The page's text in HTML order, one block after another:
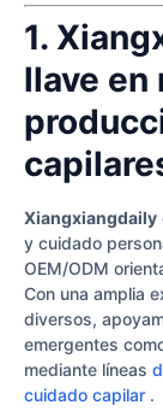
1.
llave en
Xiangxiangdaily
y cuidado
OEM/ODM
Con una amplia
diversos,
emergentes
mediante líneas
cuidado capilar .